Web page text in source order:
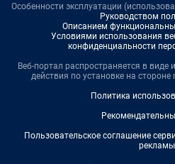
Особенности эксплуатации
Руководством
Описанием
Условиями использования
конфиденциальности
Веб-портал распространяется в виде
действия по установке на
Политика
Пользовательское соглашение